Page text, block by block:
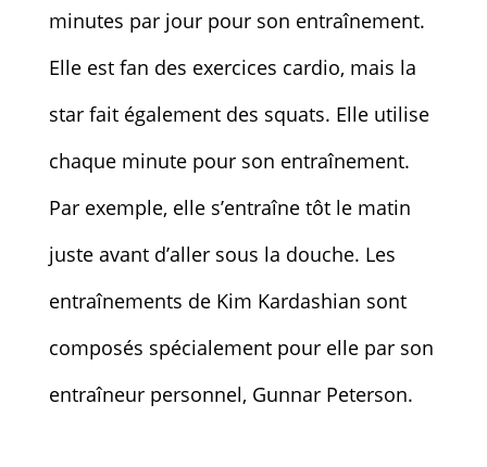
minutes par jour pour son entraînement.
Elle est fan des exercices cardio, mais la
star fait également des squats. Elle utilise
chaque minute pour son entraînement.
Par exemple, elle s’entraîne tôt le matin
juste avant d’aller sous la douche. Les
entraînements de Kim Kardashian sont
composés spécialement pour elle par son
entraîneur personnel, Gunnar Peterson.